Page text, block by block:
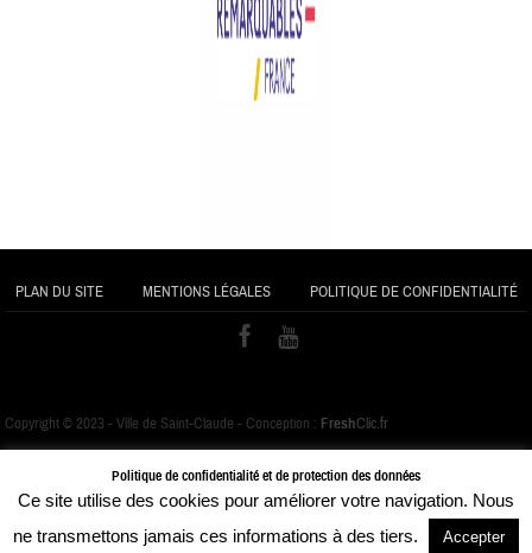
PLAN DU SITE MENTIONS LÉGALES POLITIQUE DE CONFIDENTIALITÉ
Copyright © 2023 - Ville de Saint-Claude - Conception : FreshClic.fr
Politique de confidentialité et de protection des données
Ce site utilise des cookies pour améliorer votre navigation. Nous
ne transmettons jamais ces informations à des tiers.
Accepter